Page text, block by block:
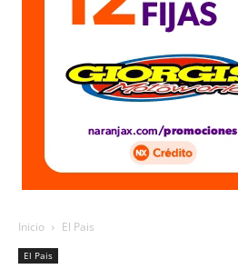
Inicio El Pais
El Pais